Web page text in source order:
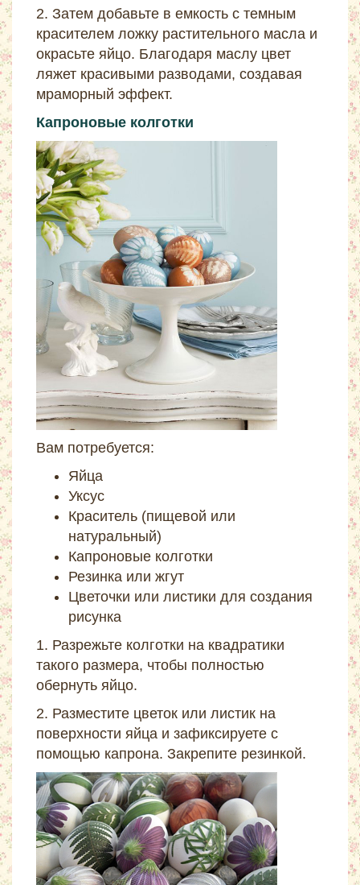
2. Затем добавьте в емкость с темным
красителем ложку растительного масла и
окрасьте яйцо. Благодаря маслу цвет
ляжет красивыми разводами, создавая
мраморный эффект.
Капроновые колготки
Вам потребуется:
Яйца
Уксус
Краситель (пищевой или
натуральный)
Капроновые колготки
Резинка или жгут
Цветочки или листики для создания
рисунка
1. Разрежьте колготки на квадратики
такого размера, чтобы полностью
обернуть яйцо.
2. Разместите цветок или листик на
поверхности яйца и зафиксируете с
помощью капрона. Закрепите резинкой.